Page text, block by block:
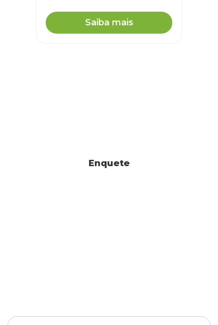
Saiba mais
Enquete